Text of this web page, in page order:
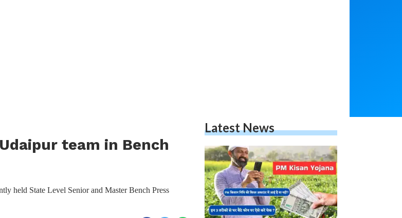
team in Bench
held State Level Senior and Master Bench Press
Latest News